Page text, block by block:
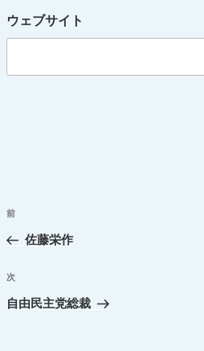
ウェブサイト
投
ナ
ビ
ゲ
過
去
投
稿
前
佐藤栄作
次
の
次
自由民主党総裁